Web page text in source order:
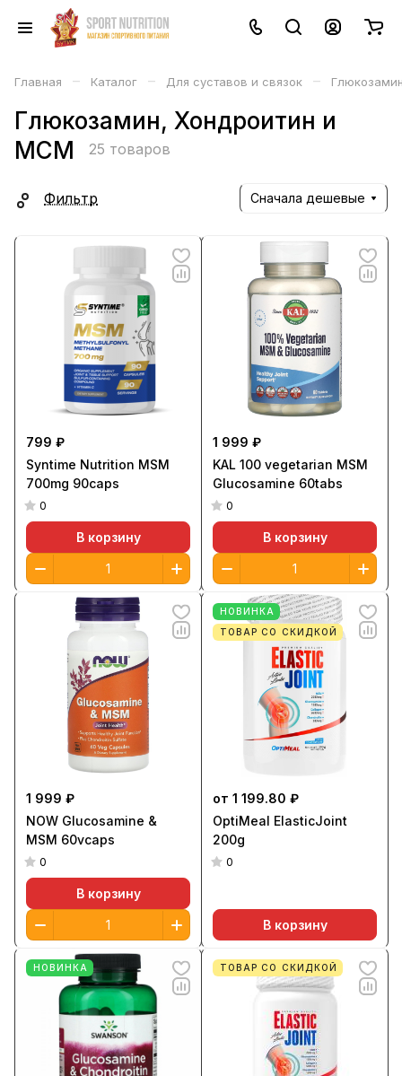
Главная – Каталог – Для суставов и связок –
Глюкозамин, Хондроитин и
МСМ
25 товаров
Фильтр Сначала дешевые
799 ₽
Syntime Nutrition MSM
700mg 90caps
0
В корзину
1 999 ₽
KAL 100 vegetarian MSM
Glucosamine 60tabs
0
В корзину
1 999 ₽
NOW Glucosamine &
MSM 60vcaps
0
В корзину
НОВИНКА
ТОВАР СО СКИДКОЙ
от 1 199.80 ₽
OptiMeal ElasticJoint
200g
0
В корзину
НОВИНКА ТОВАР СО СКИДКОЙ